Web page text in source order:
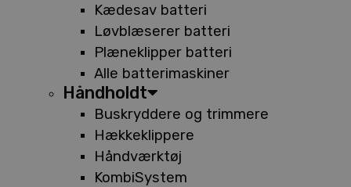
Kædesav batteri
Løvblæserer batteri
Plæneklipper batteri
Alle batterimaskiner
Håndholdt
Buskryddere og trimmere
Hækkeklippere
Håndværktøj
KombiSystem